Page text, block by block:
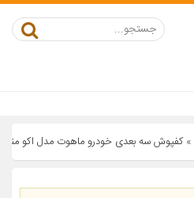
»کفپوش سه بعدی خودرو ماهوت مدل اکو مناسب برای